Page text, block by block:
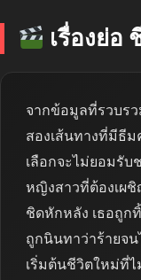
เรื่องย่อ
จากข้อมูลที่รวบร
สองเส้นทางที่มีธี
เลือกจะไม่ยอมรับ
หญิงสาวที่ต้องเผ
ชิดหักหลัง เธอถูก
ถูกนินทาว่าร้ายจ
เริ่มต้นชีวิตใหม่ที่ไ